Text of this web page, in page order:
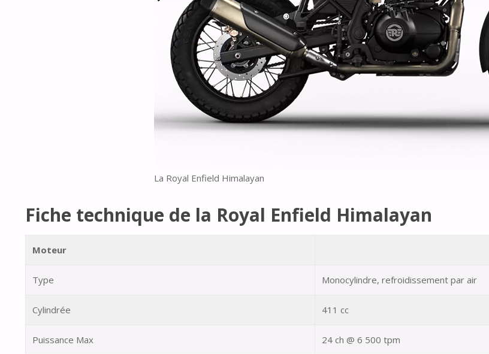
La Royal Enfield Himalayan
Fiche technique de la Royal Enfield Himalayan
Moteur
Type Monocylindre, refroidissement par air
Cylindrée 411 cc
Puissance Max 24 ch @ 6 500 tpm